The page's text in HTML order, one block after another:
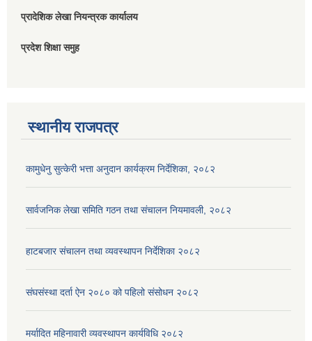
प्रादेशिक लेखा नियन्त्रक कार्यालय
प्रदेश शिक्षा समुह
स्थानीय राजपत्र
कामुधेनु सुत्केरी भत्ता अनुदान कार्यक्रम निर्देशिका, २०८२
सार्वजनिक लेखा समिति गठन तथा संचालन नियमावली, २०८२
हाटबजार संचालन तथा व्यवस्थापन निर्देशिका २०८२
संघसंस्था दर्ता ऐन २०८० को पहिलो संसोधन २०८२
मर्यादित महिनावारी व्यवस्थापन कार्यविधि २०८२